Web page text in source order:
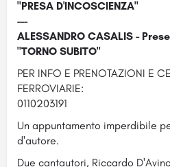
"PRESA D'INCOSCIENZA"
---
ALESSANDRO CASALIS -
"TORNO SUBITO"
PER INFO E PRENOTAZIONI E
FERROVIARIE:
0110203191
Un appuntamento imperdibile
d'autore.
Due cantautori, Riccardo